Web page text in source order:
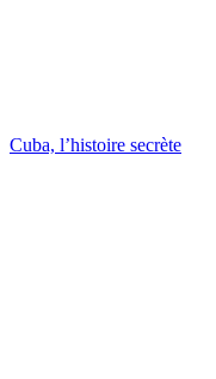
Cuba, l’histoire secrète